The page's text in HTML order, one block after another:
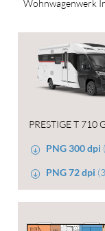
Wohnwagenwerk
PRESTIGE T 710
PNG 300 dpi
PNG 72 dpi